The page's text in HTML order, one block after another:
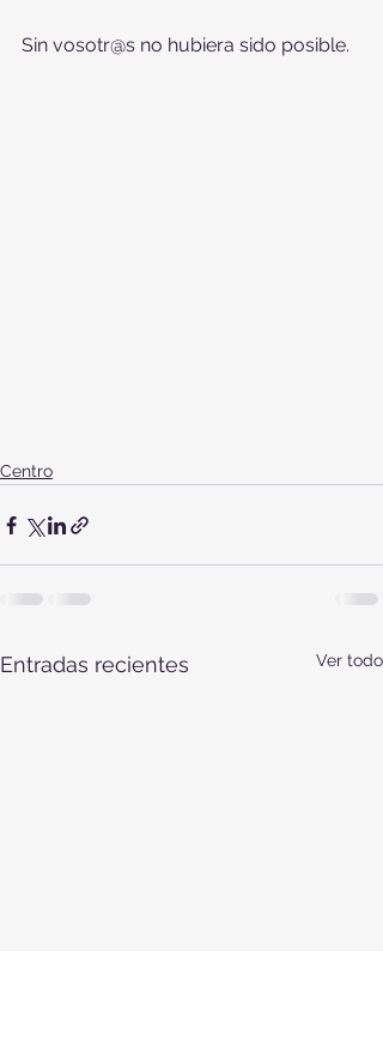
Sin vosotr@s no hubiera sido posible.
Centro
Entradas recientes Ver todo